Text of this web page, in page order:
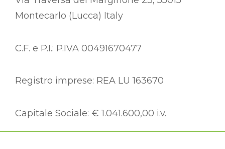
Montecarlo (Lucca) Italy
C.F. e P.I.: P.IVA 00491670477
Registro imprese: REA LU 163670
Capitale Sociale: € 1.041.600,00 i.v.